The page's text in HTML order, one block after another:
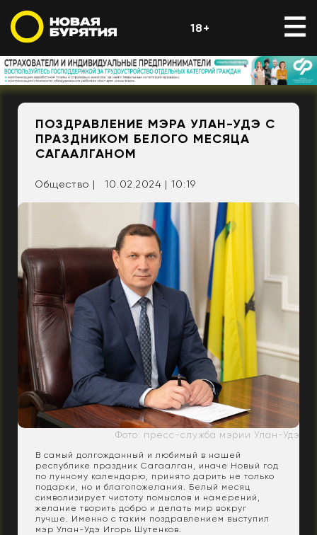
18+
ПОЗДРАВЛЕНИЕ МЭРА УЛАН-УДЭ С
ПРАЗДНИКОМ БЕЛОГО МЕСЯЦА
САГААЛГАНОМ
Общество | 10.02.2024 | 10:19
Фото: пресс-служба мэрии Улан-Удэ
В самый долгожданный и любимый в нашей
республике праздник Сагаалган, иначе Новый год
по лунному календарю, принято дарить не только
подарки, но и благопожелания. Белый месяц
символизирует чистоту помыслов и намерений,
желание творить добро и делать мир вокруг
лучше. Именно с таким поздравлением выступил
мэр Улан-Удэ Игорь Шутенков.